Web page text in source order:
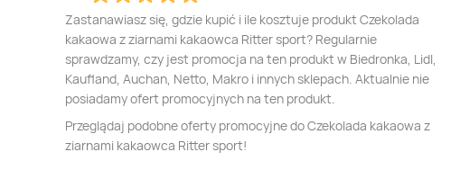
Zastanawiasz się, gdzie kupić i ile kosztuje produkt Czekolada
kakaowa z ziarnami kakaowca Ritter sport? Regularnie
sprawdzamy, czy jest promocja na ten produkt w Biedronka, Lidl,
Kaufland, Auchan, Netto, Makro i innych sklepach. Aktualnie nie
posiadamy ofert promocyjnych na ten produkt.
Przeglądaj podobne oferty promocyjne do Czekolada kakaowa z
ziarnami kakaowca Ritter sport!